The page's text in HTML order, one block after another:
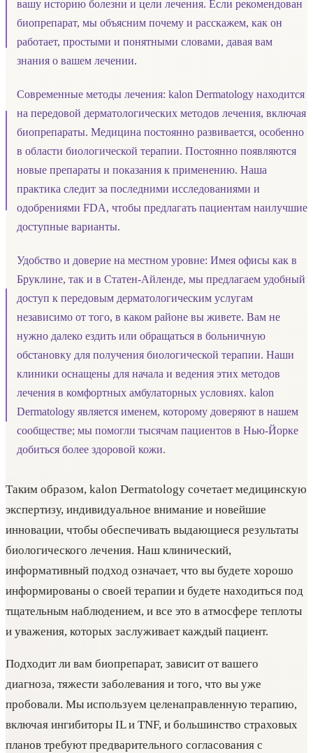
вашу историю болезни и цели лечения. Если рекомендован
биопрепарат, мы объясним почему и расскажем, как он
работает, простыми и понятными словами, давая вам
знания о вашем лечении.
Современные методы лечения: kalon Dermatology находится
на передовой дерматологических методов лечения, включая
биопрепараты. Медицина постоянно развивается, особенно
в области биологической терапии. Постоянно появляются
новые препараты и показания к применению. Наша
практика следит за последними исследованиями и
одобрениями FDA, чтобы предлагать пациентам наилучшие
доступные варианты.
Удобство и доверие на местном уровне: Имея офисы как в
Бруклине, так и в Статен-Айленде, мы предлагаем удобный
доступ к передовым дерматологическим услугам
независимо от того, в каком районе вы живете. Вам не
нужно далеко ездить или обращаться в больничную
обстановку для получения биологической терапии. Наши
клиники оснащены для начала и ведения этих методов
лечения в комфортных амбулаторных условиях. kalon
Dermatology является именем, которому доверяют в нашем
сообществе; мы помогли тысячам пациентов в Нью-Йорке
добиться более здоровой кожи.
Таким образом, kalon Dermatology сочетает медицинскую
экспертизу, индивидуальное внимание и новейшие
инновации, чтобы обеспечивать выдающиеся результаты
биологического лечения. Наш клинический,
информативный подход означает, что вы будете хорошо
информированы о своей терапии и будете находиться под
тщательным наблюдением, и все это в атмосфере теплоты
и уважения, которых заслуживает каждый пациент.
Подходит ли вам биопрепарат, зависит от вашего
диагноза, тяжести заболевания и того, что вы уже
пробовали. Мы используем целенаправленную терапию,
включая ингибиторы IL и TNF, и большинство страховых
планов требуют предварительного согласования с